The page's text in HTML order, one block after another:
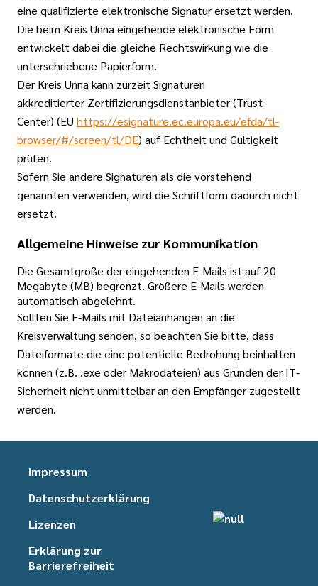
eine qualifizierte elektronische Signatur ersetzt werden.
Die beim Kreis Unna eingehende elektronische Form
entwickelt dabei die gleiche Rechtswirkung wie die
unterschriebene Papierform.
Der Kreis Unna kann zurzeit Signaturen
akkreditierter Zertifizierungsdienstanbieter (Trust
Center) (EU https://esignature.ec.europa.eu/efda/tl-
browser/#/screen/tl/DE) auf Echtheit und Gültigkeit
prüfen.
Sofern Sie andere Signaturen als die vorstehend
genannten verwenden, wird die Schriftform dadurch nicht
ersetzt.
Allgemeine Hinweise zur Kommunikation
Die Gesamtgröße der eingehenden E-Mails ist auf 20
Megabyte (MB) begrenzt. Größere E-Mails werden
automatisch abgelehnt.
Sollten Sie E-Mails mit Dateianhängen an die
Kreisverwaltung senden, so beachten Sie bitte, dass
Dateiformate die eine potentielle Bedrohung beinhalten
können (z.B. .exe oder Makrodateien) aus Gründen der IT-
Sicherheit nicht unmittelbar an den Empfänger zugestellt
werden.
Impressum
Datenschutzerklärung
Lizenzen
Erklärung zur
Barrierefreiheit